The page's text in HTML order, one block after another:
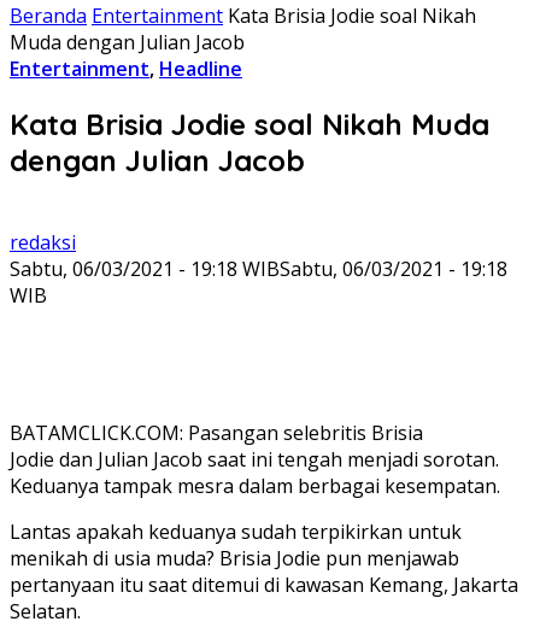
Beranda Entertainment Kata Brisia Jodie soal Nikah
Muda dengan Julian Jacob
Entertainment, Headline
Kata Brisia Jodie soal Nikah Muda
dengan Julian Jacob
redaksi
Sabtu, 06/03/2021 - 19:18 WIBSabtu, 06/03/2021 - 19:18
WIB
BATAMCLICK.COM: Pasangan selebritis Brisia
Jodie dan Julian Jacob saat ini tengah menjadi sorotan.
Keduanya tampak mesra dalam berbagai kesempatan.
Lantas apakah keduanya sudah terpikirkan untuk
menikah di usia muda? Brisia Jodie pun menjawab
pertanyaan itu saat ditemui di kawasan Kemang, Jakarta
Selatan.